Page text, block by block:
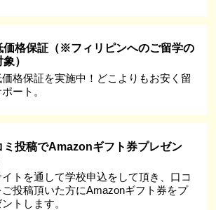
価格保証（※フィリピンへのご留学の
）
格保証を実施中！どこよりもお安く留
ート。
ミ投稿でAmazonギフト券プレゼン
イトを通して学校申込をして頂き、口コ
ご投稿頂いた方にAmazonギフト券をプ
トします。